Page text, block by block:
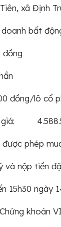
xã Định
bất
đồng
đồng/lô cổ
giá:
phép
và nộp tiền
15h30 ngày
khoán